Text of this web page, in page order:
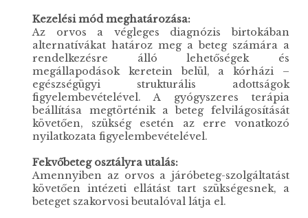
Kezelési mód meghatározása:
Az orvos a végleges diagnózis birtokában
alternatívákat határoz meg a beteg számára a
rendelkezésre álló lehetőségek és
megállapodások keretein belül, a kórházi –
egészségügyi strukturális adottságok
figyelembevételével. A gyógyszeres terápia
beállítása megtörténik a beteg felvilágosítását
követően, szükség esetén az erre vonatkozó
nyilatkozata figyelembevételével.
Fekvőbeteg osztályra utalás:
Amennyiben az orvos a járóbeteg-szolgáltatást
követően intézeti ellátást tart szükségesnek, a
beteget szakorvosi beutalóval látja el.